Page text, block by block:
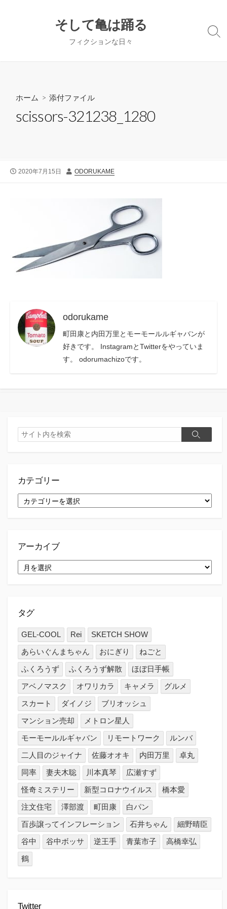
そして亀は踊る
フィクションな日々
検
ホーム > 添付ファイル
scissors-321238_1280
公
2020年7月15日
投
ODORUKAME
odorukame
町田康と内田万里とモーモールルギャバンが
好きです。 InstagramとTwitterをやっていま
す。 odorumachizoです。
検
索
検
カテゴリー
テ
アーカイブ
ー
タグ
GEL-COOL Rei
SKETCH SHOW
あらいぐんまちゃん
おにぎり
ねごと
ふくろうず
ふくろうず解散
ほぼ日手帳
アベノマスク
オワリカラ キャメラ
グルメ
スカート
ダイノジ
ブリオッシュ
マンション売却
メトロン星人
モーモールルギャバン
リモートワーク
ルンバ
二人目のジャイナ
佐藤オオキ 内田万里
卓丸
同率
妻夫木聡 川本真琴
広瀬すず
怪奇ミステリー
新型コロナウイルス
橋本愛
注文住宅
澤部渡 町田康
白パン
百歩譲ってインフレーション
石井ちゃん
細野晴臣
谷中
谷中ボッサ 逆王手 青葉市子
高橋幸弘
鶴
Twitter